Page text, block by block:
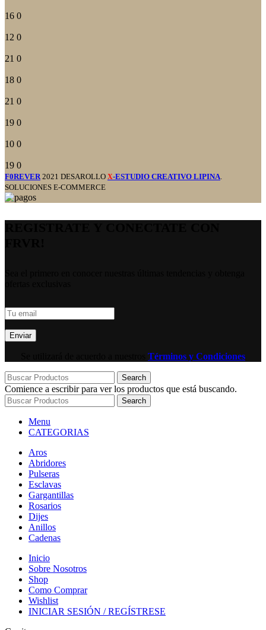
16 0
12 0
21 0
18 0
21 0
19 0
10 0
19 0
F0REVER 2021 DESAROLLO X-ESTUDIO CREATIVO LIPINA
SOLUCIONES E-COMMERCE
Términos y Condiciones
Search
Comience a escribir para ver los productos que está buscando.
Search
Menu
CATEGORIAS
Aros
Abridores
Pulseras
Esclavas
Gargantillas
Rosarios
Dijes
Anillos
Cadenas
Inicio
Sobre Nosotros
Shop
Como Comprar
Wishlist
INICIAR SESIÓN / REGÍSTRESE